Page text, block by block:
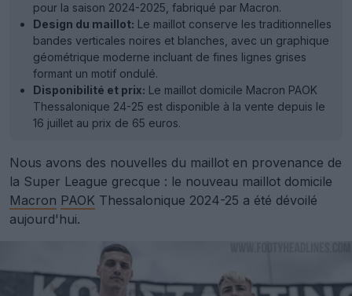
pour la saison 2024-2025, fabriqué par Macron.
Design du maillot: Le maillot conserve les traditionnelles
bandes verticales noires et blanches, avec un graphique
géométrique moderne incluant de fines lignes grises
formant un motif ondulé.
Disponibilité et prix: Le maillot domicile Macron PAOK
Thessalonique 24-25 est disponible à la vente depuis le
16 juillet au prix de 65 euros.
Nous avons des nouvelles du maillot en provenance de
la Super League grecque : le nouveau maillot domicile
Macron PAOK Thessalonique 2024-25 a été dévoilé
aujourd'hui.